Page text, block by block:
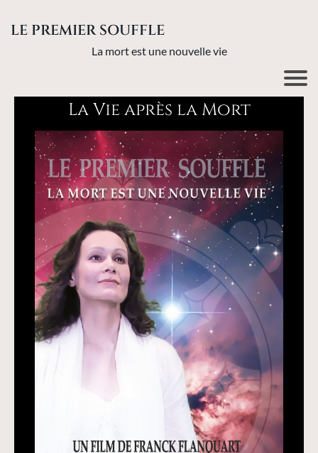
LE PREMIER SOUFFLE
La mort est une nouvelle vie
La Vie après la Mort